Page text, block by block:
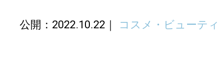
公開：2022.10.22 コスメ・ビューテ